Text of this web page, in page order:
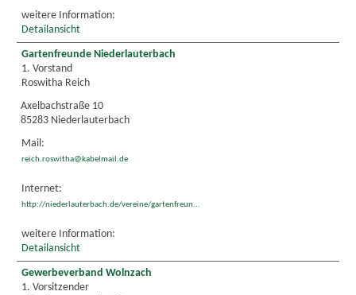
weitere Information:
Detailansicht
Gartenfreunde Niederlauterbach
1. Vorstand
Roswitha Reich
Axelbachstraße 10
85283 Niederlauterbach
Mail:
reich.roswitha@kabelmail.de
Internet:
http://niederlauterbach.de/vereine/gartenfreun...
weitere Information:
Detailansicht
Gewerbeverband Wolnzach
1. Vorsitzender